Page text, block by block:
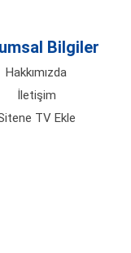
Bilgiler
Hakkımızda
İletişim
TV Ekle